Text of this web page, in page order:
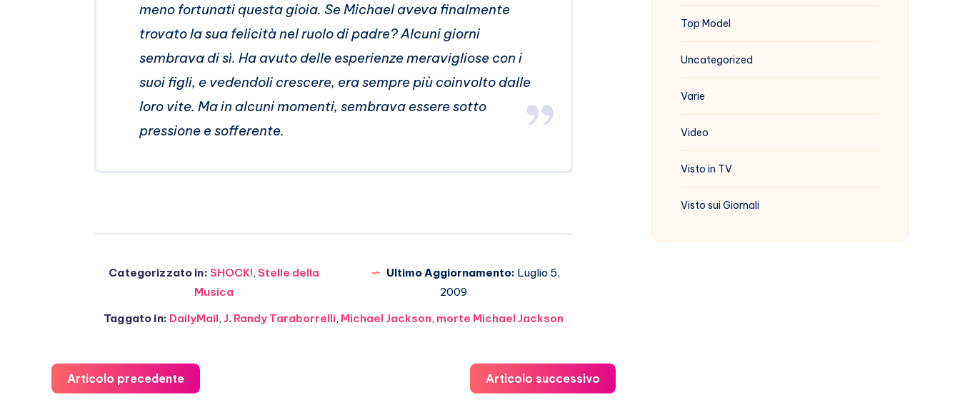
meno fortunati questa gioia. Se Michael aveva finalmente
trovato la sua felicità nel ruolo di padre? Alcuni giorni
sembrava di sì. Ha avuto delle esperienze meravigliose con i
suoi figli, e vedendoli crescere, era sempre più coinvolto dalle
loro vite. Ma in alcuni momenti, sembrava essere sotto
pressione e sofferente.
Categorizzato in: SHOCK!, Stelle della
Musica
Ultimo Aggiornamento: Luglio 5,
2009
Taggato in: DailyMail, J. Randy Taraborrelli, Michael Jackson, morte Michael Jackson
Articolo precedente Articolo successivo
Top Model
Uncategorized
Varie
Video
Visto in TV
Visto sui Giornali